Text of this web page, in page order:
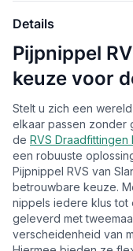
Details
Pijpnippel
keuze voor
Stelt u zich een
elkaar passen zonder
de RVS Draadfittingen
een robuuste
Pijpnippel RVS van
betrouwbare keuze.
nippels iedere klus tot
geleverd met
verscheidenheid van